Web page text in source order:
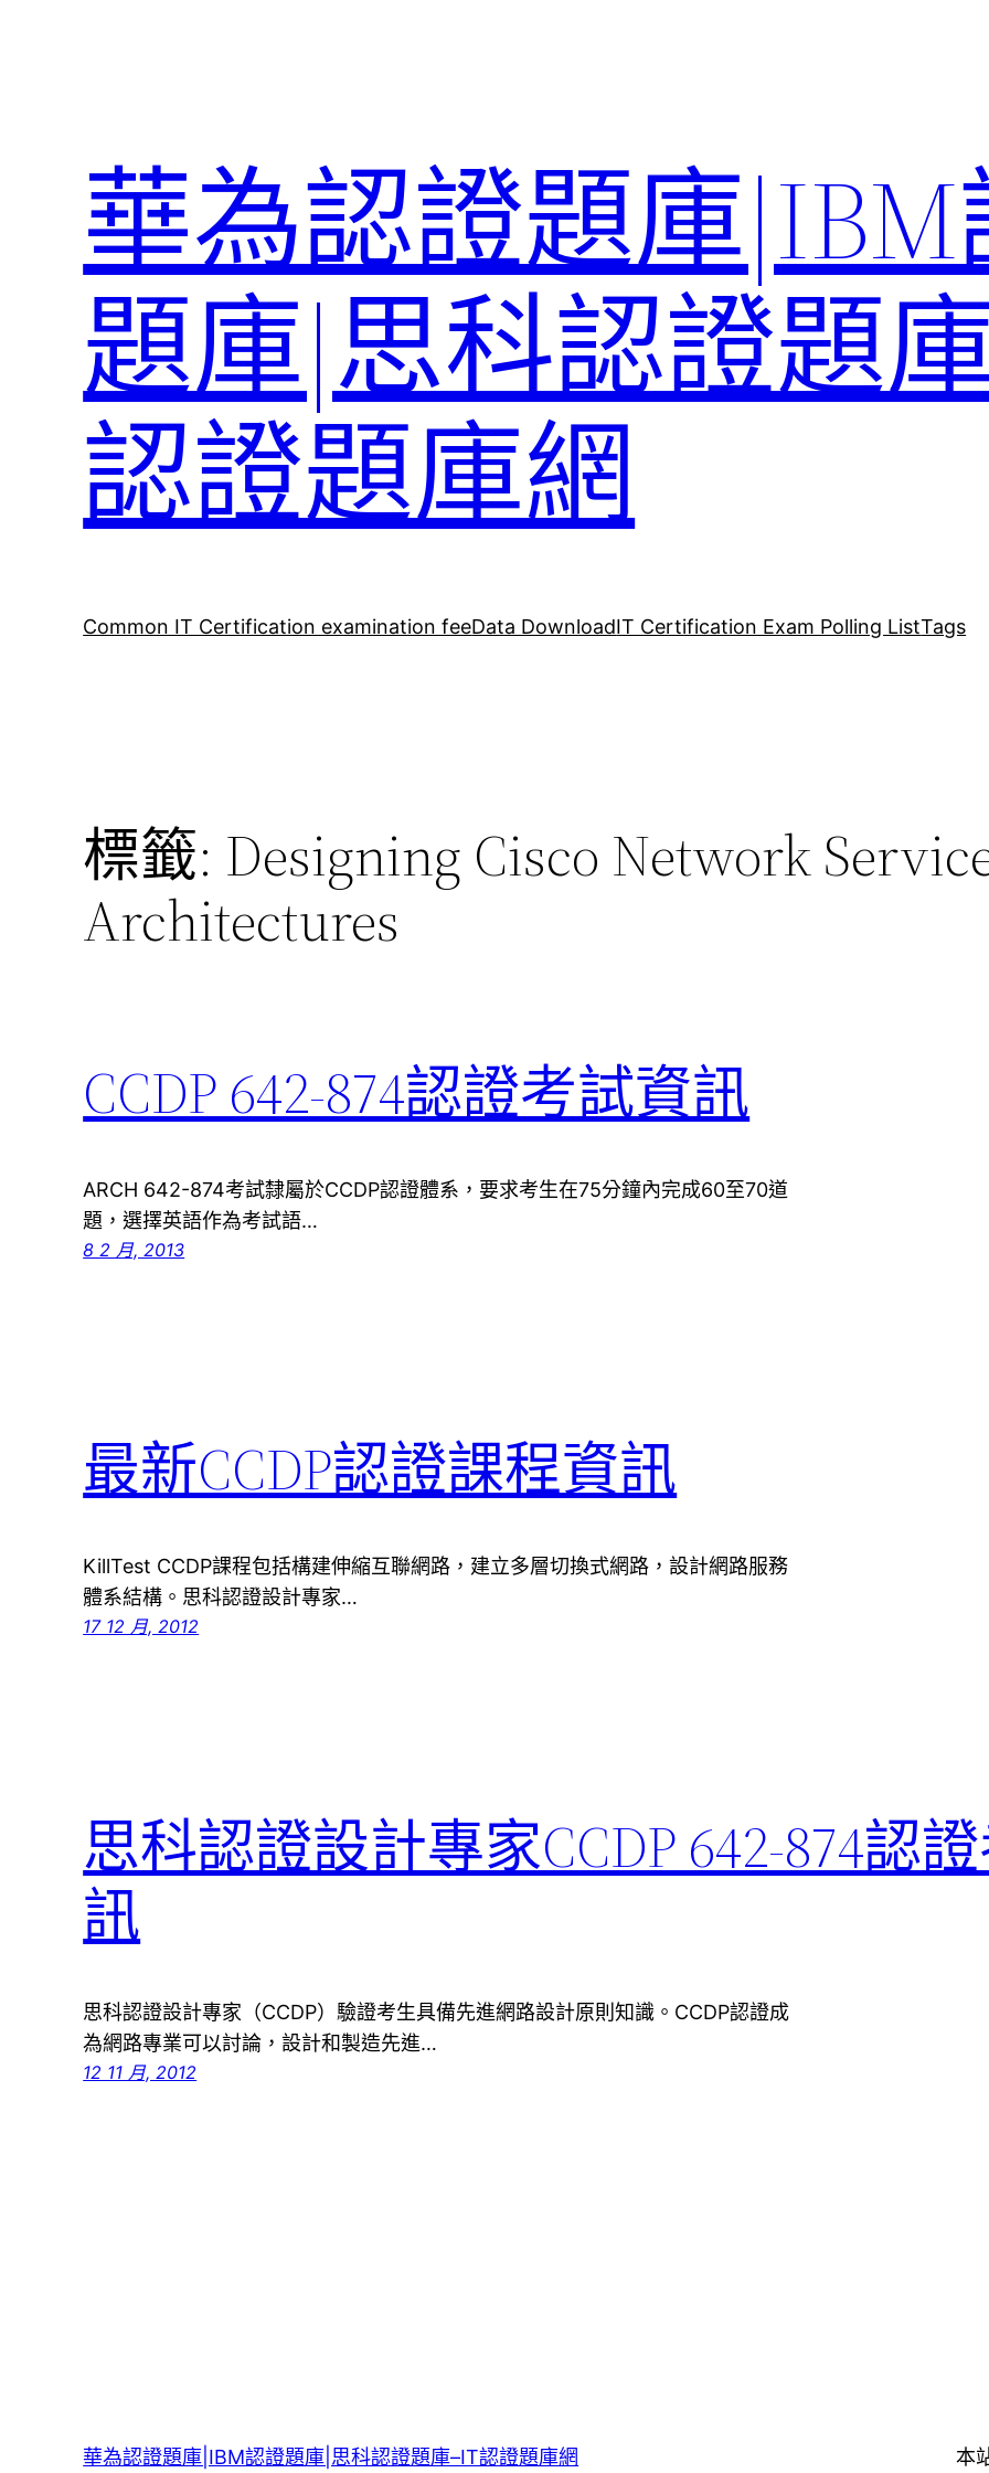
華為認證題庫
題庫|思科認證題
認證題庫網
Common IT Certification examination feeData DownloadIT Certification Exam Polling ListTags
標籤: Designing Cisco Network
Architectures
CCDP 642-874認證考試資訊
ARCH 642-874考試隸屬於CCDP認證體系，要求考生在75分鐘內完成60至70道
題，選擇英語作為考試語…
8 2 月, 2013
最新CCDP認證課程資訊
KillTest CCDP課程包括構建伸縮互聯網路，建立多層切換式網路，設計網路服務
體系結構。思科認證設計專家…
17 12 月, 2012
思科認證設計專家CCDP 642-874認
訊
思科認證設計專家（CCDP）驗證考生具備先進網路設計原則知識。CCDP認證成
為網路專業可以討論，設計和製造先進…
12 11 月, 2012
華為認證題庫|IBM認證題庫|思科認證題庫–IT認證題庫網 本